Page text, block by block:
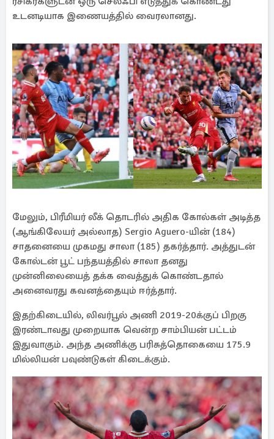
உடனடியாக இணையத்தில் வைரலானது.
மேலும், பிரீமியர் லீக் தொடரில் அதிக கோல்கள் அடித்த
(ஆங்கிலேயர் அல்லாத) Sergio Aguero-யின் (184)
சாதனையை முகமது சாலா (185) தகர்த்தார். அத்துடன்
கோல்டன் பூட் பந்தயத்தில் சாலா தனது
முன்னிலையைத் தக்க வைத்துக் கொண்டதால்
அனைவரது கவனத்தையும் ஈர்த்தார்.
இதற்கிடையில், லிவர்பூல் அணி 2019-20க்குப் பிறகு
இரண்டாவது முறையாக வென்ற சாம்பியன் பட்டம்
இதுவாகும். அந்த அணிக்கு பரிசுத்தொகையை 175.9
மில்லியன் பவுண்டுகள் கிடைக்கும்.